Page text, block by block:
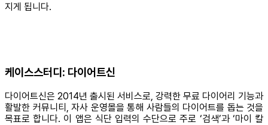
지게 됩니다.
케이스스터디: 다이어트신
다이어트신은 2014년 출시된 서비스로, 강력한 무료 다이어리 기능과
활발한 커뮤니티, 자사 운영몰을 통해 사람들의 다이어트를 돕는 것을
목표로 합니다. 이 앱은 식단 입력의 수단으로 주로 ‘검색’과 ‘마이 칼